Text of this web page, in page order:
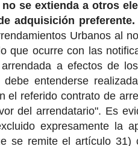
se extienda a otros
adquisición preferente.
Urbanos al
que ocurre con las
a efectos de
debe entenderse
el referido contrato de
del arrendatario". Es
expresamente la
se remite el artículo